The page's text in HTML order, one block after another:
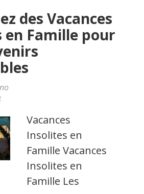
des Vacances
en Famille pour
Vacances
Insolites en
Famille Vacances
Insolites en
Famille Les